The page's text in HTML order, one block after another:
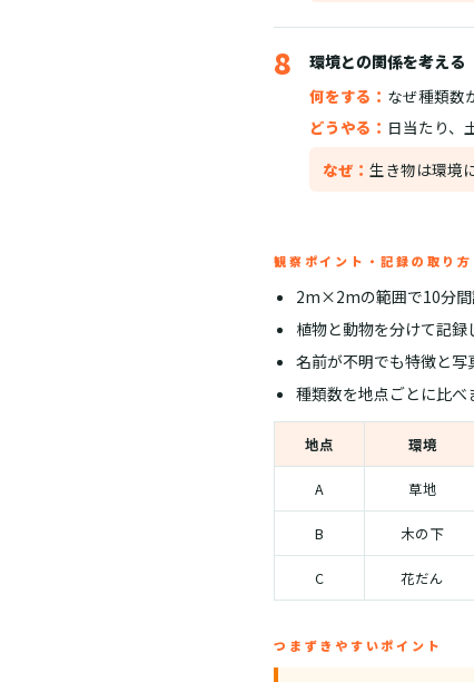
8
環境との関係を考える
何をする： なぜ種類数
どうやる： 日当たり、
なぜ： 生き物は環境
観察ポイント・記録の取り方
2m×2mの範囲で10分間
植物と動物を分けて記録
名前が不明でも特徴と写
種類数を地点ごとに比べ
地点 環境
A 草地
B 木の下
C 花だん
つまずきやすいポイント